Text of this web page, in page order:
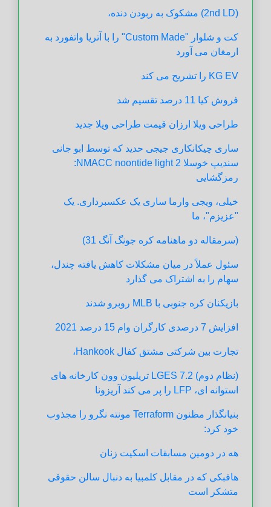
کت و شلوار "Custom Made" را با آتریا واتفورد به
ارمغان می آورد
KG EV را تشریح می کند
فروش کیا 11 درصد تقسیم شد
طراحی ویلا ارزان قیمت طراحی ویلا جدید
ساری چیکانکاری جیجی حدید که توسط ابو جانی
سندیپ خوسلا NMACC noontide light 2:
رمزگشایی
خیلی، ویجی وارما ساری یک عکسبرداری. یک
"عزیزم"، ما
(سرمقاله دو ماهنامه کره جونگ آنگ 31)
سئول عملاً در میان مشکلات کاهش یافته چندل،
سهام را به اشتراک می گذارد
بازیکنان کره جنوبی با MLB روبرو شدند
افزایش 7 درصدی کارگران وام 15 درصد 2021
تجارت بین شرکتی مشتق کفال Hankook،
(نظام دوم) LGES 7.2 تریلیون وون کارخانه های
استوانه ای، LFP را پر می کند آریزونا
بنیانگذار مظنون Terraform مونته نگرو را مجذوب
خود کرد:
هه در دومین مسابقات اسکیت زنان
هافبکی که در مقابل کلمبیا به دنبال سالن حقوقی
متشکر است